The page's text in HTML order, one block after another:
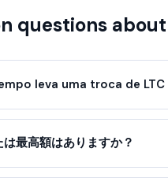
questions
leva uma troca de LTC
最高額はありますか？